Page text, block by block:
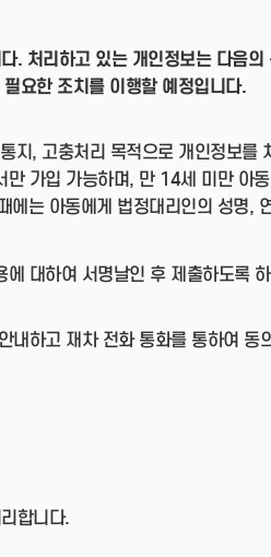
. 처리하고 있는 개인정보는 다음의
요한 조치를 이행할 예정입니다.
지, 고충처리 목적으로 개인정보를
가입 가능하며, 만 14세 미만 아
는 아동에게 법정대리인의 성명,
대하여 서명날인 후 제출하도록
내하고 재차 전화 통화를 통하여 동
합니다.